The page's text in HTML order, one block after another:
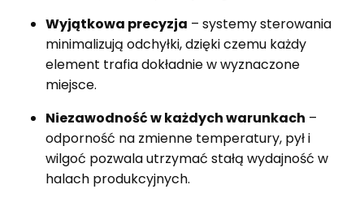
Wyjątkowa precyzja – systemy sterowania
minimalizują odchyłki, dzięki czemu każdy
element trafia dokładnie w wyznaczone
miejsce.
Niezawodność w każdych warunkach –
odporność na zmienne temperatury, pył i
wilgoć pozwala utrzymać stałą wydajność w
halach produkcyjnych.